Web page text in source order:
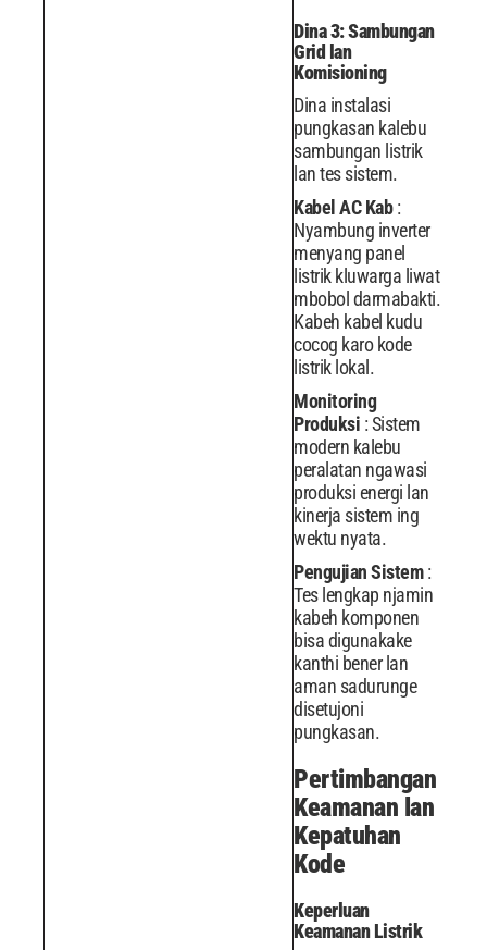
Dina 3: Sambungan
Grid lan
Komisioning
Dina instalasi
pungkasan kalebu
sambungan listrik
lan tes sistem.
Kabel AC Kab:
Nyambung inverter
menyang panel
listrik kluwarga liwat
mbobol darmabakti.
Kabeh kabel kudu
cocog karo kode
listrik lokal.
Monitoring
Produksi : Sistem
modern kalebu
peralatan ngawasi
produksi energi lan
kinerja sistem ing
wektu nyata.
Pengujian Sistem:
Tes lengkap njamin
kabeh komponen
bisa digunakake
kanthi bener lan
aman sadurunge
disetujoni
pungkasan.
Pertimbangan
Keamanan lan
Kepatuhan
Kode
Keperluan
Keamanan Listrik